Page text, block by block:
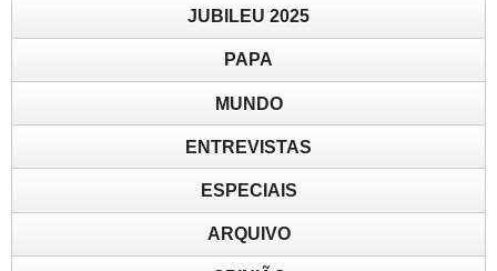
JUBILEU 2025
PAPA
MUNDO
ENTREVISTAS
ESPECIAIS
ARQUIVO